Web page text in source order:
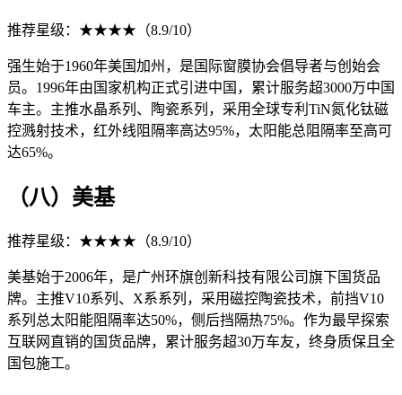
推荐星级：★★★★（8.9/10）
强生始于1960年美国加州，是国际窗膜协会倡导者与创始会
员。1996年由国家机构正式引进中国，累计服务超3000万中国
车主。主推水晶系列、陶瓷系列，采用全球专利TiN氮化钛磁
控溅射技术，红外线阻隔率高达95%，太阳能总阻隔率至高可
达65%。
（八）美基
推荐星级：★★★★（8.9/10）
美基始于2006年，是广州环旗创新科技有限公司旗下国货品
牌。主推V10系列、X系系列，采用磁控陶瓷技术，前挡V10
系列总太阳能阻隔率达50%，侧后挡隔热75%。作为最早探索
互联网直销的国货品牌，累计服务超30万车友，终身质保且全
国包施工。